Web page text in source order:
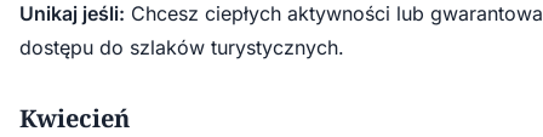
Unikaj jeśli: Chcesz ciepłych aktywności lub
dostępu do szlaków turystycznych.
Kwiecień